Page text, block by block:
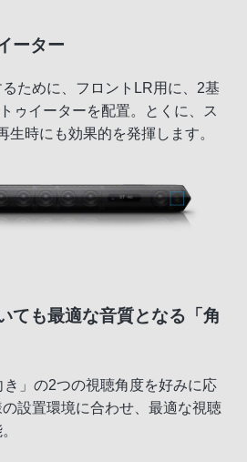
ーター
ために、フロントLR用に、2基
ゥイーターを配置。とくに、ス
生時にも効果的を発揮します。
ても最適な音質となる「角
き」の2つの視聴角度を好みに応
設置環境に合わせ、最適な視聴